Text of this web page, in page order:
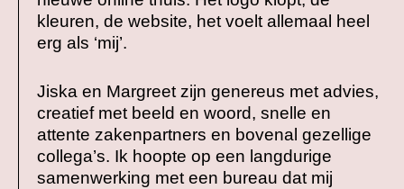
kleuren, de website, het voelt allemaal heel
erg als ‘mij’.
Jiska en Margreet zijn genereus met advies,
creatief met beeld en woord, snelle en
attente zakenpartners en bovenal gezellige
collega’s. Ik hoopte op een langdurige
samenwerking met een bureau dat mij